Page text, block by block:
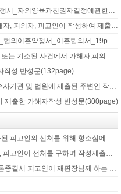
☆☆협의이혼신고서_협의이혼의사확인신청서_자의양육과친권자결정에관한협의서_22p
★반성문모음_음주운전등 형사사건의 가해자, 피의자, 피고인이 작성하여 제출하는 반성문모음(380page)
의이혼약정서_이혼합의서_19p
탄원서모음 – 성범죄,음주운전등 형사입건 또는 기소된 사건에서 가해자,피의자,피고인을 위하여 선처를 호소하는 내용(지인분들 작성)
작성 반성문(132page)
★탄원서모음_음주운전등 형사사건으로 수사기관 및 법원에 제출된 주변인 작성 선처호소 탄원서(208page)
제출한 가해자작성 반성문(300page)
◆음주운전 탄원서-음주운전으로 법정구속된 피고인의 선처를 위해 항소심에서 제출하는 탄원서(45page)
음주운전 반성문 - 음주운전 사건의 피의자, 피고인이 선처를 구하며 작성제출하는 반성문
피고인 최후진술 최고진술_형사재판의 변론종결시 피고인이 재판장님께 하는 최종진술 의견내용(36페이지)